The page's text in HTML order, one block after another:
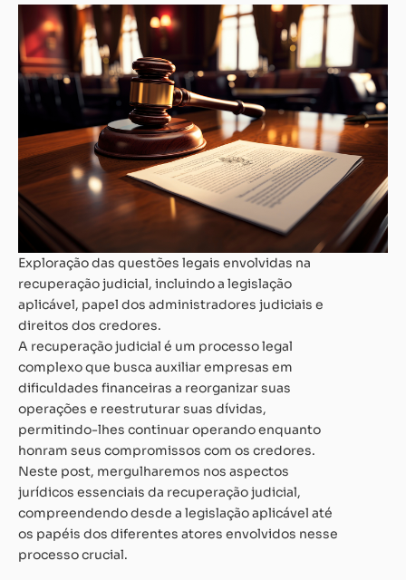
Exploração das questões legais envolvidas na
recuperação judicial, incluindo a legislação
aplicável, papel dos administradores judiciais e
direitos dos credores.
A recuperação judicial é um processo legal
complexo que busca auxiliar empresas em
dificuldades financeiras a reorganizar suas
operações e reestruturar suas dívidas,
permitindo-lhes continuar operando enquanto
honram seus compromissos com os credores.
Neste post, mergulharemos nos aspectos
jurídicos essenciais da recuperação judicial,
compreendendo desde a legislação aplicável até
os papéis dos diferentes atores envolvidos nesse
processo crucial.